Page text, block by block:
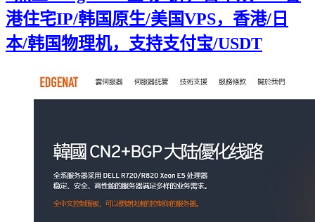
港住宅IP/韩国原生/美国VPS，香港/日
本/韩国物理机，支持支付宝/USDT